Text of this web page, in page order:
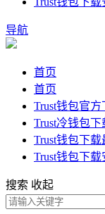
导航
首页
首页
Trust钱包官方
Trust冷钱包下
Trust钱包下载
Trust钱包下载
搜索 收起